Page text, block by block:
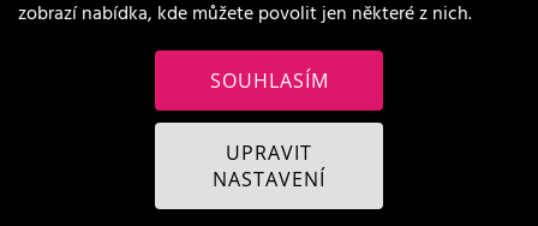
© 2011 - 2026 NaVlas.cz
zobrazí nabídka, kde můžete povolit jen některé z nich.
SOUHLASÍM
UPRAVIT
NASTAVENÍ